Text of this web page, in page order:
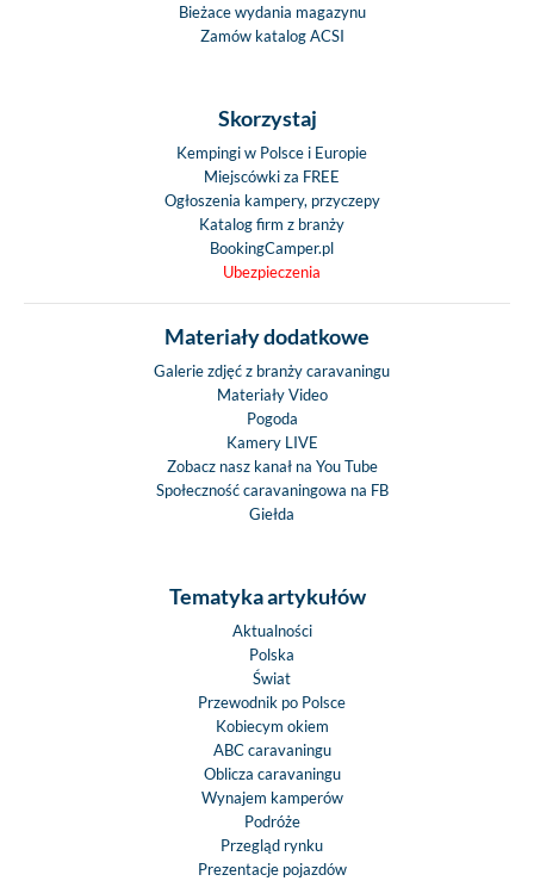
Bieżace wydania magazynu
Zamów katalog ACSI
Skorzystaj
Kempingi w Polsce i Europie
Miejscówki za FREE
Ogłoszenia kampery, przyczepy
Katalog firm z branży
BookingCamper.pl
Ubezpieczenia
Materiały dodatkowe
Galerie zdjęć z branży caravaningu
Materiały Video
Pogoda
Kamery LIVE
Zobacz nasz kanał na You Tube
Społeczność caravaningowa na FB
Giełda
Tematyka artykułów
Aktualności
Polska
Świat
Przewodnik po Polsce
Kobiecym okiem
ABC caravaningu
Oblicza caravaningu
Wynajem kamperów
Podróże
Przegląd rynku
Prezentacje pojazdów